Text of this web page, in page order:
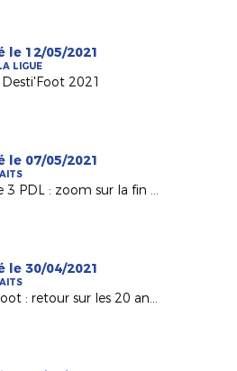
le 12/05/2021
LIGUE
2021
le 07/05/2021
France 3 PDL : zoom sur la fin de saison du Mans FC et Laval !
le 30/04/2021
USB Foot : retour sur les 20 ans du titre du FC Nantes